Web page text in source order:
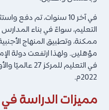
في آخر 10 سنوات، تم
التعليم، سواءً في بناء
ممكنة، وتطبيق المنهاج
مؤهلين. ولهذا ارتفعت دولة
في التعليم
2022م.
مميزات الدراسة في